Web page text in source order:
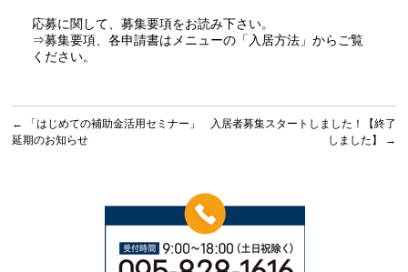
応募に関して、募集要項をお読み下さい。
⇒募集要項、各申請書はメニューの 「入居方法」からご覧
ください。
←
「はじめての補助金活用セミナー」
延期のお知らせ
入居者募集スタートしました！【終了
しました】
→